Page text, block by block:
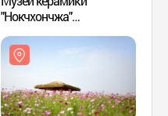
"Нокчхончжа"